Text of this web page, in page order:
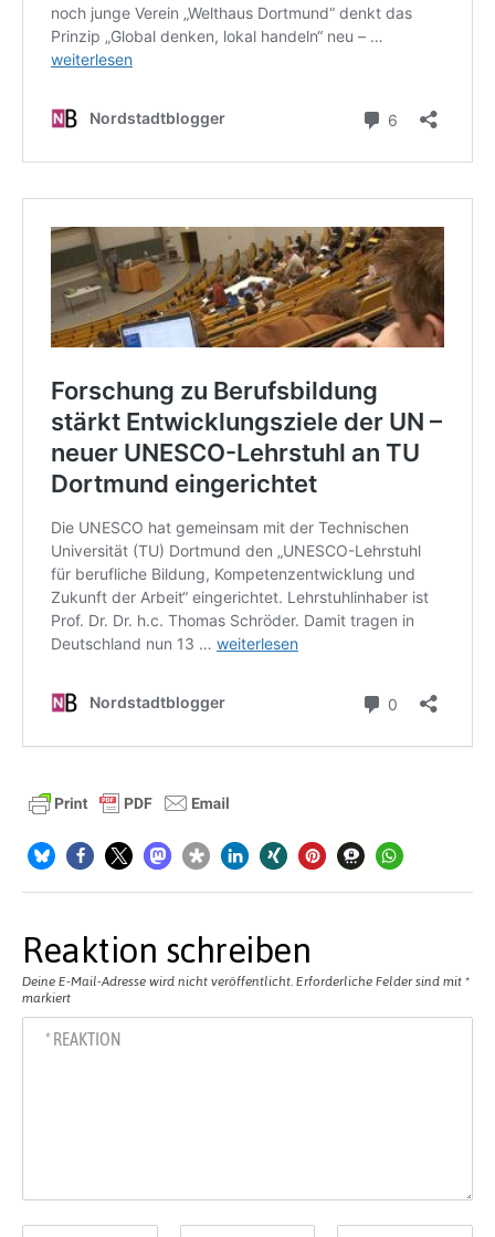
Reaktion schreiben
Deine E-Mail-Adresse wird nicht veröffentlicht. Erforderliche Felder sind mit *
markiert